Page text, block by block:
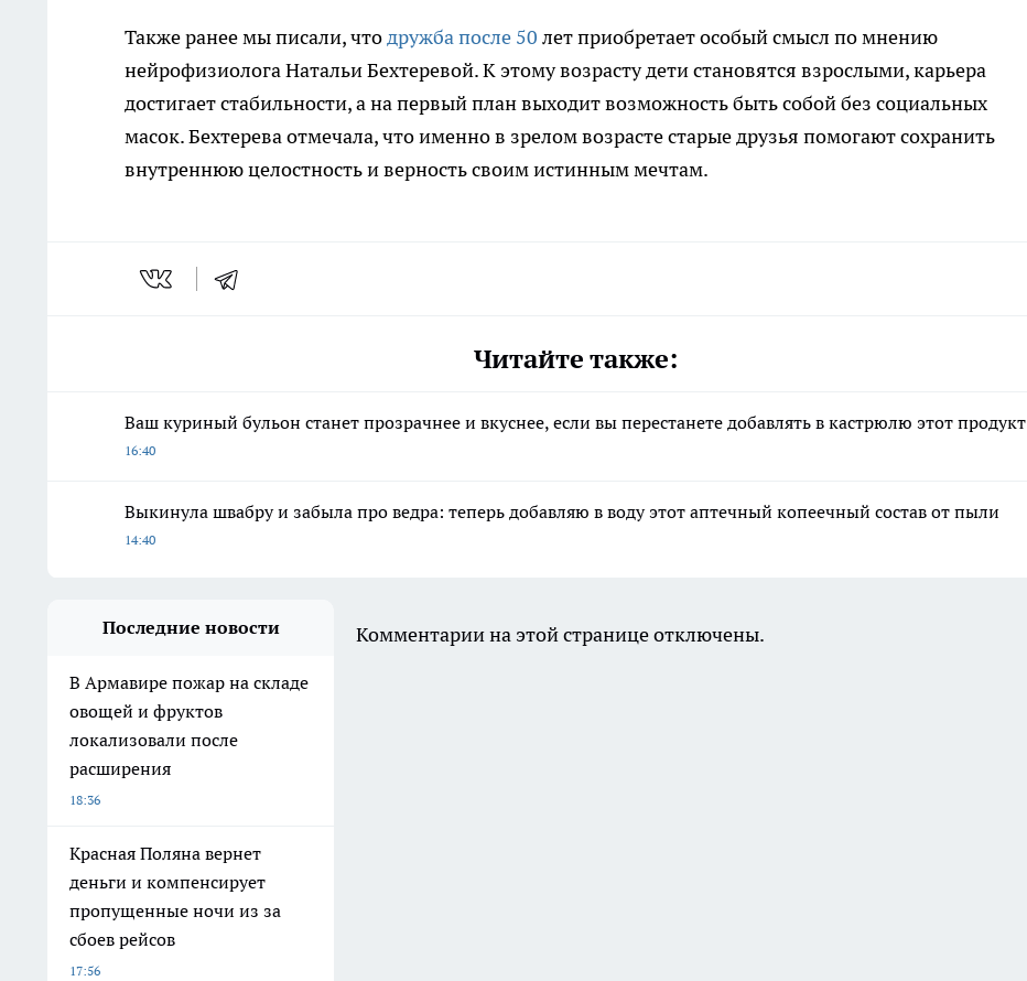
Также ранее мы писали, чтодружба после 50 лет приобретает особый смысл по мнению
нейрофизиолога Натальи Бехтеревой. К этому возрасту дети становятся взрослыми, карьера
достигает стабильности, а на первый план выходит возможность быть собой без социальных
масок. Бехтерева отмечала, что именно в зрелом возрасте старые друзья помогают сохранить
внутреннюю целостность и верность своим истинным мечтам.
Читайте также:
Ваш куриный бульон станет прозрачнее и вкуснее, если вы перестанете добавлять в кастрюлю этот продукт
16:40
Выкинула швабру и забыла про ведра: теперь добавляю в воду этот аптечный копеечный состав от пыли
14:40
Последние новости
В Армавире пожар на складе
овощей и фруктов
локализовали после
расширения
18:36
Красная Поляна вернет
деньги и компенсирует
пропущенные ночи из за
сбоев рейсов
17:56
Комментарии на этой странице отключены.